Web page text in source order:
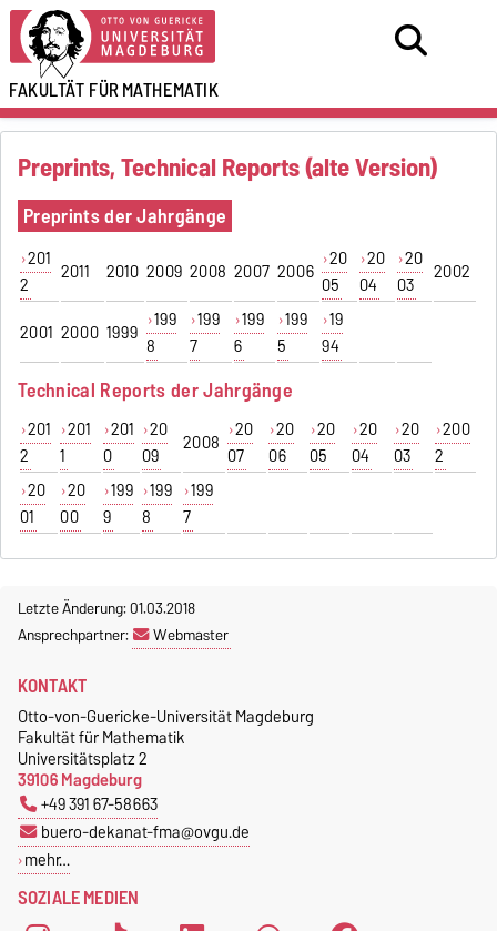
FAKULTÄT FÜRMATHEMATIK
Preprints, Technical Reports (alte Version)
Preprints der Jahrgänge
201
2
2011 2010 2009 2008 2007 2006 20
05
20
04
20
03
2002
2001 2000 1999
199
8
199
7
199
6
199
5
19
94
Technical Reports der Jahrgänge
201
2
201
1
201
0
20
09
2008
20
07
20
06
20
05
20
04
20
03
200
2
20
01
20
00
199
9
199
8
199
7
Letzte Änderung: 01.03.2018
Ansprechpartner:
Webmaster
SOZIALE MEDIEN
KONTAKT
Otto-von-Guericke-Universität Magdeburg
Fakultät für Mathematik
Universitätsplatz 2
39106 Magdeburg
+49 391 67-58663
buero-dekanat-fma@ovgu.de
mehr…